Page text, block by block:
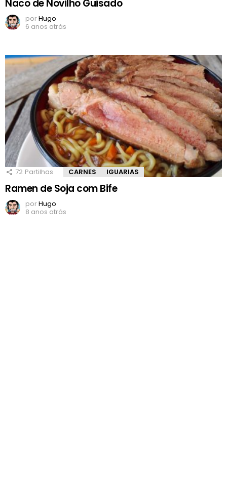
Naco de Novilho Guisado
porHugo
6 anos atrás
72 Partilhas CARNES IGUARIAS
Ramen de Soja com Bife
porHugo
8 anos atrás